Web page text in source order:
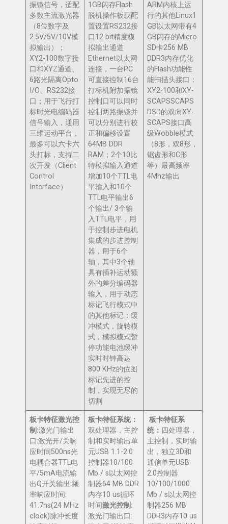
振镜信号，适配
多数主流激光器
（8位数字及
2.5V/5V/10V模
拟输出）；
XY2-100数字接
口和XYZ通道、
6路光隔离Opto
I/O、RS232接
口；用于飞行打
标时光电编码器
信号输入，通用
三维运动平台，
最多可以六卡六
头打标，支持二
次开发（Client
Control
Interface）
1GB闪存Flash
脱机操作板载配
置设置RS232接
口12 bit精度模
拟输出通道
Ethernet以太网
连接，一台PC
可直接控制16台
打标机附加振镜
控制口可以同时
控制两路振镜并
可以分别进行校
正和偏移设置
64MB DDR
RAM；2个10比
特模拟输入通道
增加10个TTL电
平输入和10个
TTL电平输出6
个输出/ 3个输
入TTL电平，用
于控制步进电机
集成的步进控制
器，用于6个
轴，其中3个轴
具有插补运动额
外的差分编码器
输入，用于动态
标记飞行模式中
的其他标记：缓
冲模式，旋转模
式，模拟模式暂
停功能电池缓冲
实时时钟高达
800 KHz的位图
标记先进的控
制，实现无尽的
切割
ARM内核上运
行的其他Linux1
GB以太网带有4
GB闪存的Micro
SD卡256 MB
DDR3内存优化
的Flash功能性
能扫描头接口：
XY2-100和XY-
SCAPSSCAPS
DSD的双向XY-
SCAPS接口高
级Wobble模式
（8形，双8形，
锯齿形和C形
等）最高频率
4Mhz输出
板卡特征激光控
制 :激光门输出
口:激光开/关响
应时间500ns光
电耦合器TTL电
平/5mA电流输
出Q开关输出:频
率响应时间:
41.7ns(24 MHz
clock)脉冲长度
板卡特征系统：
双处理器，主控
制和实时输出单
元USB 1.1-2.0
控制器10/100
Mb / s以太网控
制器64 MB DDR
内存10 us循环
时间激光控制 :
激光门输出口:
板卡特征系
统： 四处理器，
主控制，实时输
出，独立3D和
通信单元USB
2.0控制器
10/100/1000
Mb / s以太网控
制器256 MB
DDR3内存10 us